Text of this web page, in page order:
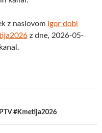
z naslovom Igor dobi
z dne, 2026-05-
#Kmetija2026